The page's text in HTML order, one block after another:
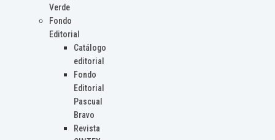
Verde
Fondo
Editorial
Catálogo
editorial
Fondo
Editorial
Pascual
Bravo
Revista